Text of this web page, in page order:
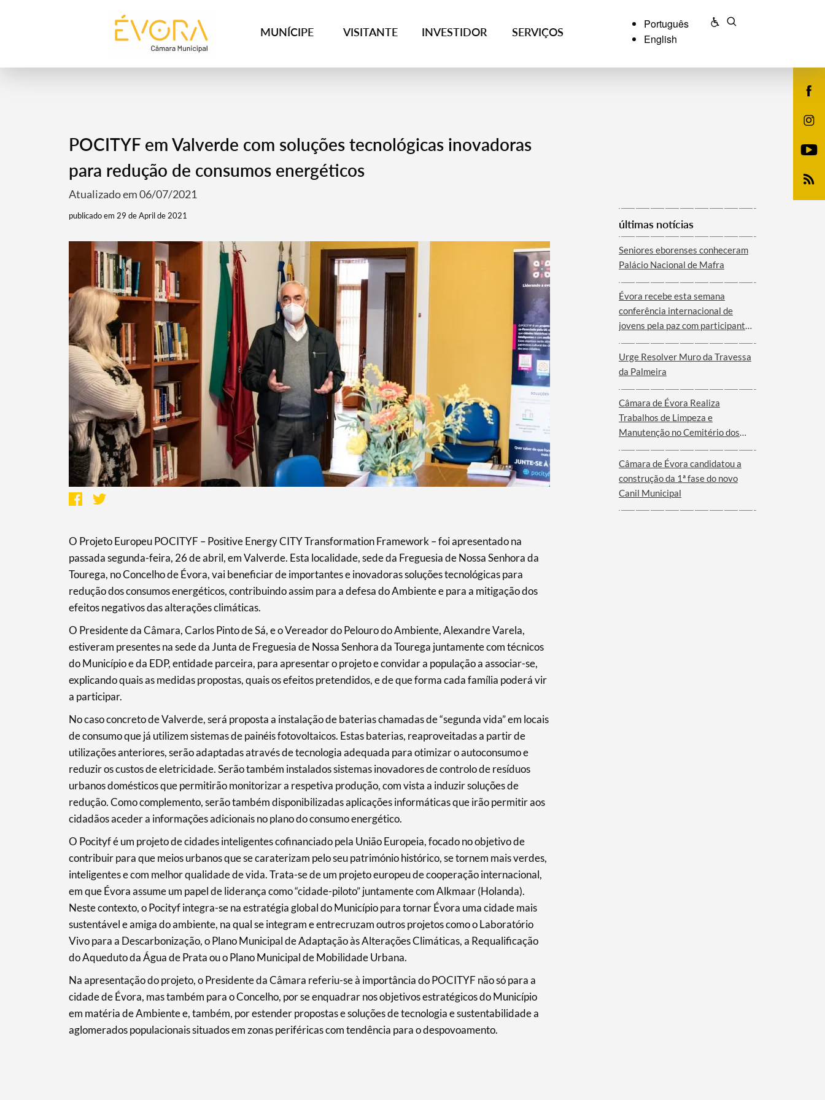
MUNÍCIPE VISITANTE INVESTIDOR SERVIÇOS
Português
English
Termo de Pesquisa
Categorias gerais
Filtros
POCITYF em Valverde com soluções tecnológicas inovadoras
para redução de consumos energéticos
Atualizado em 06/07/2021
publicado em 29 de April de 2021
O Projeto Europeu POCITYF – Positive Energy CITY Transformation Framework – foi apresentado na
passada segunda-feira, 26 de abril, em Valverde. Esta localidade, sede da Freguesia de Nossa Senhora da
Tourega, no Concelho de Évora, vai beneficiar de importantes e inovadoras soluções tecnológicas para
redução dos consumos energéticos, contribuindo assim para a defesa do Ambiente e para a mitigação dos
efeitos negativos das alterações climáticas.
O Presidente da Câmara, Carlos Pinto de Sá, e o Vereador do Pelouro do Ambiente, Alexandre Varela,
estiveram presentes na sede da Junta de Freguesia de Nossa Senhora da Tourega juntamente com técnicos
do Município e da EDP, entidade parceira, para apresentar o projeto e convidar a população a associar-se,
explicando quais as medidas propostas, quais os efeitos pretendidos, e de que forma cada família poderá vir
a participar.
No caso concreto de Valverde, será proposta a instalação de baterias chamadas de “segunda vida” em locais
de consumo que já utilizem sistemas de painéis fotovoltaicos. Estas baterias, reaproveitadas a partir de
utilizações anteriores, serão adaptadas através de tecnologia adequada para otimizar o autoconsumo e
reduzir os custos de eletricidade. Serão também instalados sistemas inovadores de controlo de resíduos
urbanos domésticos que permitirão monitorizar a respetiva produção, com vista a induzir soluções de
redução. Como complemento, serão também disponibilizadas aplicações informáticas que irão permitir aos
cidadãos aceder a informações adicionais no plano do consumo energético.
O Pocityf é um projeto de cidades inteligentes cofinanciado pela União Europeia, focado no objetivo de
contribuir para que meios urbanos que se caraterizam pelo seu património histórico, se tornem mais verdes,
inteligentes e com melhor qualidade de vida. Trata-se de um projeto europeu de cooperação internacional,
em que Évora assume um papel de liderança como “cidade-piloto” juntamente com Alkmaar (Holanda).
Neste contexto, o Pocityf integra-se na estratégia global do Município para tornar Évora uma cidade mais
sustentável e amiga do ambiente, na qual se integram e entrecruzam outros projetos como o Laboratório
Vivo para a Descarbonização, o Plano Municipal de Adaptação às Alterações Climáticas, a Requalificação
do Aqueduto da Água de Prata ou o Plano Municipal de Mobilidade Urbana.
Na apresentação do projeto, o Presidente da Câmara referiu-se à importância do POCITYF não só para a
cidade de Évora, mas também para o Concelho, por se enquadrar nos objetivos estratégicos do Município
em matéria de Ambiente e, também, por estender propostas e soluções de tecnologia e sustentabilidade a
aglomerados populacionais situados em zonas periféricas com tendência para o despovoamento.
últimas notícias
Seniores eborenses conheceram
Palácio Nacional de Mafra
Évora recebe esta semana
conferência internacional de
jovens pela paz com participantes
Urge Resolver Muro da Travessa
da Palmeira
Câmara de Évora Realiza
Trabalhos de Limpeza e
Manutenção no Cemitério dos
Câmara de Évora candidatou a
construção da 1ª fase do novo
Canil Municipal